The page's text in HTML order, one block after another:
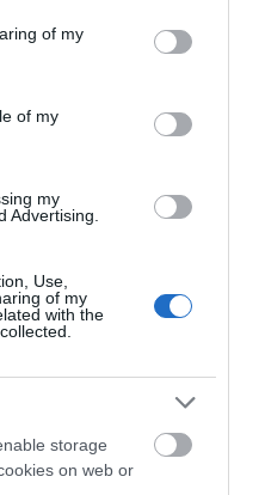
behaviour. You may click to
and its third-party tags to
purposes in below Google
of my
of my
my
Advertising.
Use,
of my
with the
storage
on web or